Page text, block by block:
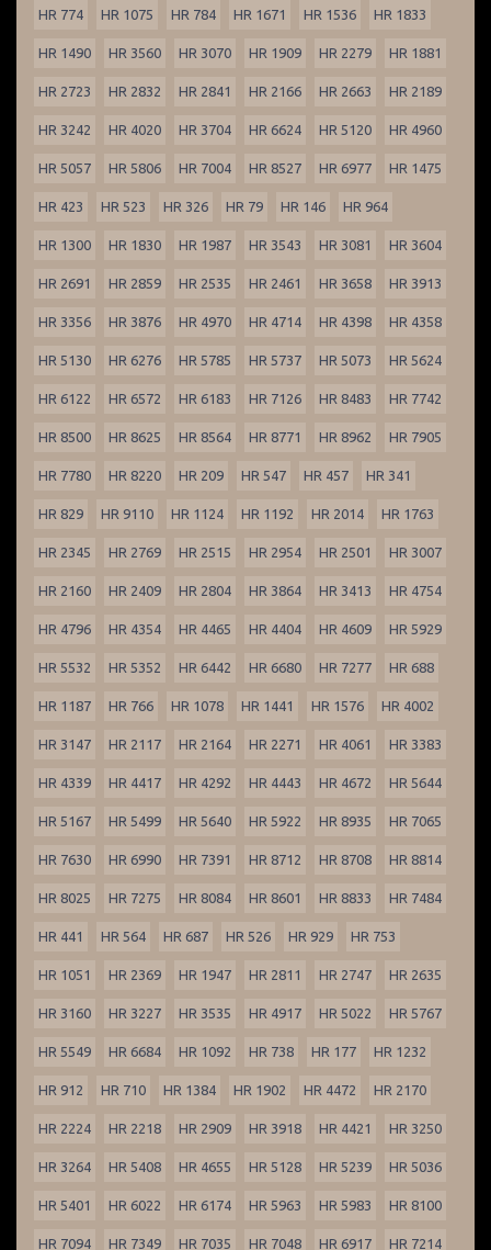
HR 774 HR 1075 HR 784 HR 1671 HR 1536 HR 1833
HR 1490 HR 3560 HR 3070 HR 1909 HR 2279 HR 1881
HR 2723 HR 2832 HR 2841 HR 2166 HR 2663 HR 2189
HR 3242 HR 4020 HR 3704 HR 6624 HR 5120 HR 4960
HR 5057 HR 5806 HR 7004 HR 8527 HR 6977 HR 1475
HR 423 HR 523 HR 326 HR 79 HR 146 HR 964
HR 1300 HR 1830 HR 1987 HR 3543 HR 3081 HR 3604
HR 2691 HR 2859 HR 2535 HR 2461 HR 3658 HR 3913
HR 3356 HR 3876 HR 4970 HR 4714 HR 4398 HR 4358
HR 5130 HR 6276 HR 5785 HR 5737 HR 5073 HR 5624
HR 6122 HR 6572 HR 6183 HR 7126 HR 8483 HR 7742
HR 8500 HR 8625 HR 8564 HR 8771 HR 8962 HR 7905
HR 7780 HR 8220 HR 209 HR 547 HR 457 HR 341
HR 829 HR 9110 HR 1124 HR 1192 HR 2014 HR 1763
HR 2345 HR 2769 HR 2515 HR 2954 HR 2501 HR 3007
HR 2160 HR 2409 HR 2804 HR 3864 HR 3413 HR 4754
HR 4796 HR 4354 HR 4465 HR 4404 HR 4609 HR 5929
HR 5532 HR 5352 HR 6442 HR 6680 HR 7277 HR 688
HR 1187 HR 766 HR 1078 HR 1441 HR 1576 HR 4002
HR 3147 HR 2117 HR 2164 HR 2271 HR 4061 HR 3383
HR 4339 HR 4417 HR 4292 HR 4443 HR 4672 HR 5644
HR 5167 HR 5499 HR 5640 HR 5922 HR 8935 HR 7065
HR 7630 HR 6990 HR 7391 HR 8712 HR 8708 HR 8814
HR 8025 HR 7275 HR 8084 HR 8601 HR 8833 HR 7484
HR 441 HR 564 HR 687 HR 526 HR 929 HR 753
HR 1051 HR 2369 HR 1947 HR 2811 HR 2747 HR 2635
HR 3160 HR 3227 HR 3535 HR 4917 HR 5022 HR 5767
HR 5549 HR 6684 HR 1092 HR 738 HR 177 HR 1232
HR 912 HR 710 HR 1384 HR 1902 HR 4472 HR 2170
HR 2224 HR 2218 HR 2909 HR 3918 HR 4421 HR 3250
HR 3264 HR 5408 HR 4655 HR 5128 HR 5239 HR 5036
HR 5401 HR 6022 HR 6174 HR 5963 HR 5983 HR 8100
HR 7094 HR 7349 HR 7035 HR 7048 HR 6917 HR 7214